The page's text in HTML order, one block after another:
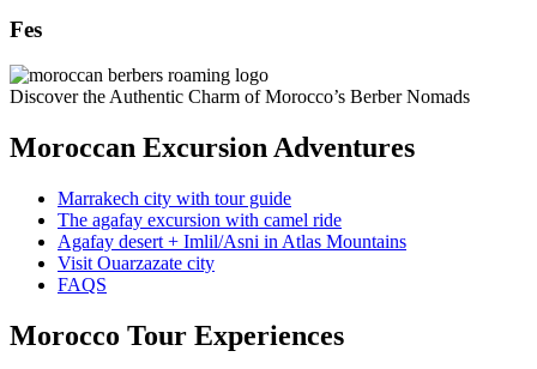
Fes
Discover the Authentic Charm of Morocco’s Berber Nomads
Moroccan Excursion Adventures
Marrakech city with tour guide
The agafay excursion with camel ride
Agafay desert + Imlil/Asni in Atlas Mountains
Visit Ouarzazate city
FAQS
Morocco Tour Experiences